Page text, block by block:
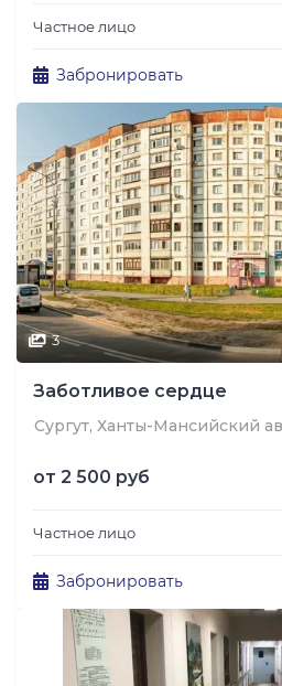
Частное лицо
Забронировать
3
Заботливое сердце
Сургут, Ханты-Мансийский
от 2 500 руб
Частное лицо
Забронировать